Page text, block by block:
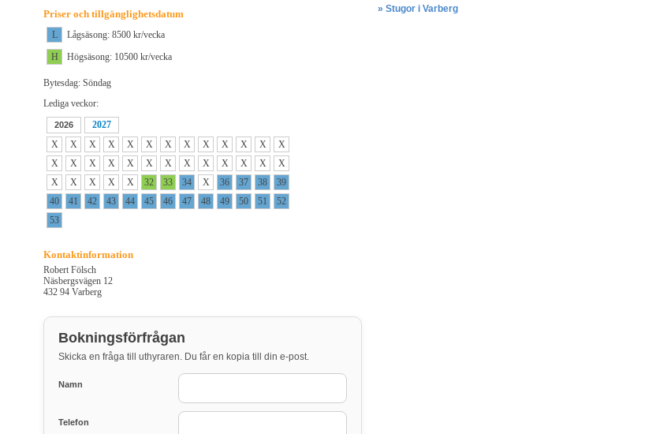
Priser och tillgänglighetsdatum
L
Lågsäsong: 8500 kr/vecka
H
Högsäsong: 10500 kr/vecka
Bytesdag: Söndag
Lediga veckor:
2026
2027
X
X X X X X X X X X X X
X
X
X X X X X X X X X X X
X
X
X X X X 32 33 34 X 36 37 38
39
40
41 42 43 44 45 46 47 48 49 50 51
52
53
Kontaktinformation
Robert Fölsch
Näsbergsvägen 12
432 94 Varberg
Bokningsförfrågan
Skicka en fråga till uthyraren. Du får en kopia till din e-post.
Namn
Telefon
» Stugor i Varberg